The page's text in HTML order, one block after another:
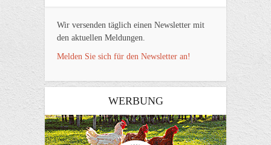
Wir versenden täglich einen Newsletter mit
den aktuellen Meldungen.
Melden Sie sich für den Newsletter an!
WERBUNG